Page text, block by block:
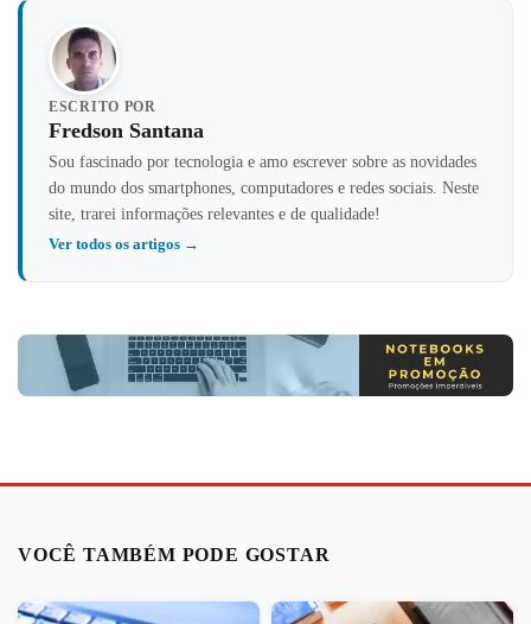
ESCRITO POR
Fredson Santana
Sou fascinado por tecnologia e amo escrever sobre as novidades
do mundo dos smartphones, computadores e redes sociais. Neste
site, trarei informações relevantes e de qualidade!
Ver todos os artigos →
VOCÊ TAMBÉM PODE GOSTAR